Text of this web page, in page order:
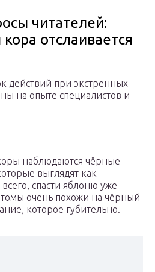
читателей:
отслаивается
действий при экстренных
на опыте специалистов и
наблюдаются чёрные
выглядят как
спасти яблоню уже
очень похожи на чёрный
которое губительно.